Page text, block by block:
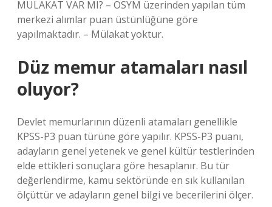
MÜLAKAT VAR MI? – ÖSYM üzerinden yapılan tüm
merkezi alımlar puan üstünlüğüne göre
yapılmaktadır. – Mülakat yoktur.
Düz memur atamaları nasıl
oluyor?
Devlet memurlarının düzenli atamaları genellikle
KPSS-P3 puan türüne göre yapılır. KPSS-P3 puanı,
adayların genel yetenek ve genel kültür testlerinden
elde ettikleri sonuçlara göre hesaplanır. Bu tür
değerlendirme, kamu sektöründe en sık kullanılan
ölçüttür ve adayların genel bilgi ve becerilerini ölçer.